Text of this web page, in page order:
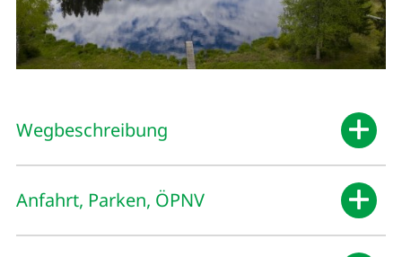
Wegbeschreibung
Anfahrt, Parken, ÖPNV